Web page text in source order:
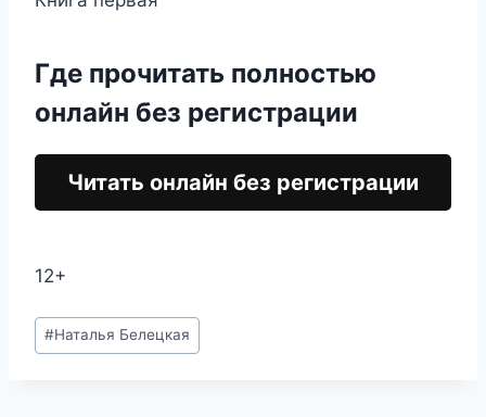
Где прочитать полностью
онлайн без регистрации
Читать онлайн без регистрации
12+
Метки
записи:
#Наталья Белецкая